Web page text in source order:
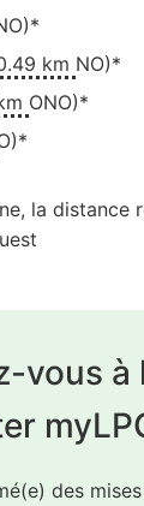
km NO)*
ONO)*
la distance
vous à
des